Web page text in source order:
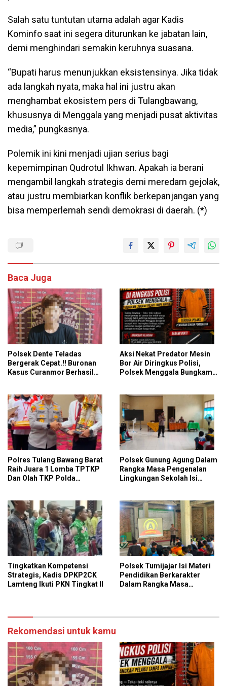
Salah satu tuntutan utama adalah agar Kadis
Kominfo saat ini segera diturunkan ke jabatan lain,
demi menghindari semakin keruhnya suasana.
“Bupati harus menunjukkan eksistensinya. Jika tidak
ada langkah nyata, maka hal ini justru akan
menghambat ekosistem pers di Tulangbawang,
khususnya di Menggala yang menjadi pusat aktivitas
media,” pungkasnya.
Polemik ini kini menjadi ujian serius bagi
kepemimpinan Qudrotul Ikhwan. Apakah ia berani
mengambil langkah strategis demi meredam gejolak,
atau justru membiarkan konflik berkepanjangan yang
bisa memperlemah sendi demokrasi di daerah. (*)
Baca Juga
Polsek Dente Teladas
Bergerak Cepat.!! Buronan
Kasus Curanmor Berhasil
Aksi Nekat Predator Mesin
Bor Air Diringkus Polisi,
Polsek Menggala Bungkam
Polres Tulang Bawang Barat
Raih Juara 1 Lomba TPTKP
Dan Olah TKP Polda
Presisi
Polsek Gunung Agung Dalam
Rangka Masa Pengenalan
Lingkungan Sekolah Isi
Tingkatkan Kompetensi
Strategis, Kadis DPKP2CK
Lamteng Ikuti PKN Tingkat II
Polsek Tumijajar Isi Materi
Pendidikan Berkarakter
Dalam Rangka Masa
Rekomendasi untuk kamu